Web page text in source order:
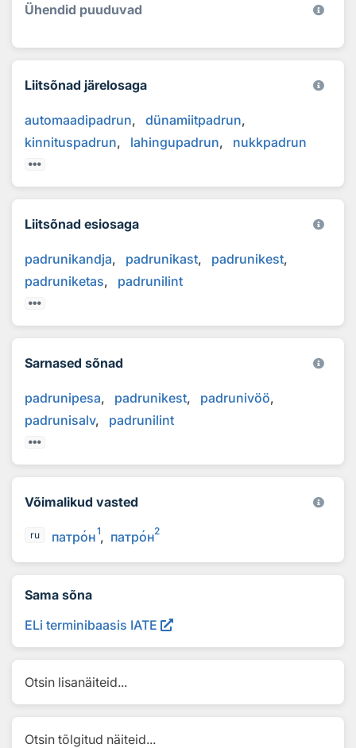
Ühendid puuduvad
Liitsõnad järelosaga
automaadipadrun
dünamiitpadrun
kinnituspadrun
lahingupadrun nukkpadrun
Liitsõnad esiosaga
padrunikandja padrunikast
padrunikest
padruniketas
padrunilint
Sarnased sõnad
padrunipesa padrunikest
padrunivöö
padrunisalv
padrunilint
Võimalikud vasted
ru патрон1 патрон2
Sama sõna
ELi terminibaasis IATE
Otsin lisanäiteid...
Otsin tõlgitud näiteid...